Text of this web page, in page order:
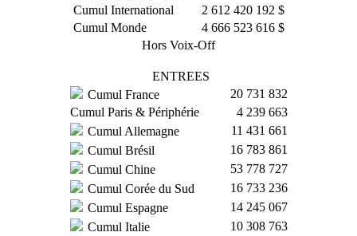
Cumul International
2 612 420 192 $
Cumul Monde
4 666 523 616 $
Hors Voix-Off
ENTREES
Cumul France
20 731 832
Cumul Paris & Périphérie
4 239 663
Cumul Allemagne
11 431 661
Cumul Brésil
16 783 861
Cumul Chine
53 778 727
Cumul Corée du Sud
16 733 236
Cumul Espagne
14 245 067
Cumul Italie
10 308 763